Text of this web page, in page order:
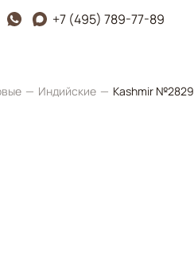
+7 (495) 789-77-89
Индийские Kashmir №2829